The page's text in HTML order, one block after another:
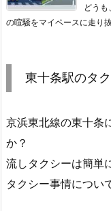
どう
の喧騒をマイペースに走り抜
東十条駅のタ
京浜東北線の東十条
か？
流しタクシーは簡単
タクシー事情につい